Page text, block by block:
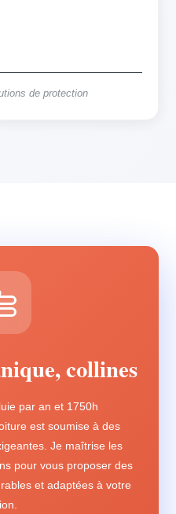
de protection
collines
par an et 1750h
est soumise à des
Je maîtrise les
pour vous proposer des
et adaptées à votre